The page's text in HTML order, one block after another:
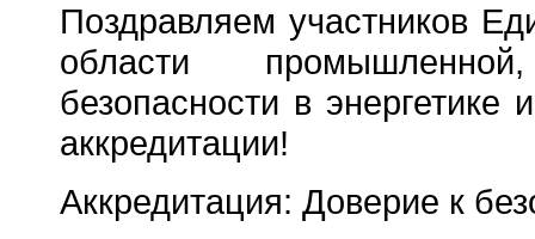
Поздравляем участников
области
безопасности в
аккредитации!
Аккредитация: Доверие к